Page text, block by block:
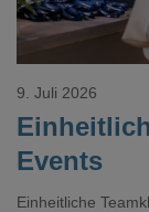
Events
9. Juli 2026
Einheitliche